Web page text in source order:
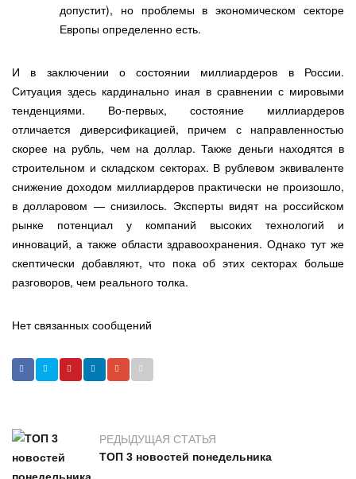
допустит), но проблемы в экономическом секторе
Европы определенно есть.
И в заключении о состоянии миллиардеров в России.
Ситуация здесь кардинально иная в сравнении с мировыми
тенденциями. Во-первых, состояние миллиардеров
отличается диверсификацией, причем с направленностью
скорее на рубль, чем на доллар. Также деньги находятся в
строительном и складском секторах. В рублевом эквиваленте
снижение доходом миллиардеров практически не произошло,
в долларовом — снизилось. Эксперты видят на российском
рынке потенциал у компаний высоких технологий и
инноваций, а также области здравоохранения. Однако тут же
скептически добавляют, что пока об этих секторах больше
разговоров, чем реального толка.
Нет связанных сообщений
РЕДЫДУЩАЯ СТАТЬЯ
ТОП 3 новостей понедельника